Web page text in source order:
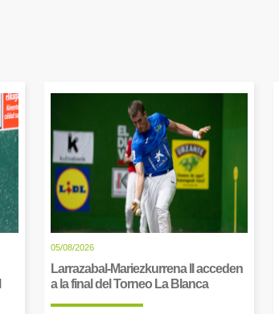
05/08/2026
Larrazabal-Mariezkurrena II acceden
a la final del Torneo La Blanca